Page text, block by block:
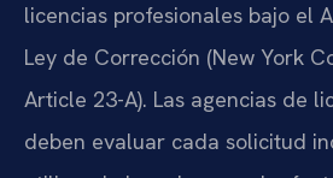
licencias profesionales bajo el
Ley de Corrección (New York
Article 23-A). Las agencias de
deben evaluar cada solicitud